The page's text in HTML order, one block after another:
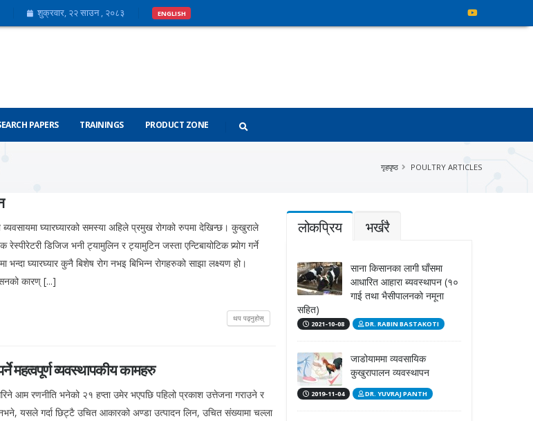
शुक्रवार, २२ साउन , २०८३ ENGLISH
PAPERS TRAININGS PRODUCT ZONE
गृहपृष्ठ POULTRY ARTICLES
घ्यारघ्यारको समस्या अहिले प्रमुख रोगको रुपमा देखिन्छ। कुखुराले
डिजिज भनी ट्यामुलिन र ट्यामुटिन जस्ता एन्टिबायोटिक प्र्योग गर्ने
घ्यारघ्यार कुनै बिशेष रोग नभइ बिभिन्न रोगहरुको साझा लक्ष्यण हो।
कारण् [...]
थप पढ्नुहोस्
महत्वपूर्ण व्यवस्थापकीय कामहरु
आम रणनीति भनेको २१ हप्ता उमेर भएपछि पहिलो प्रकाश उत्तेजना गराउने र
यसले गर्दा छिट्टै उचित आकारको अण्डा उत्पादन लिन, उचित संख्यामा चल्ला
लोकप्रिय भर्खरै
साना किसानका लागी घाँसमा
आधारित आहारा ब्यवस्थापन (१०
गाई तथा भैसीपालनको नमूना
सहित)
2021-10-08 DR. RABIN BASTAKOTI
जाडोयाममा व्यवसायिक
कुखुरापालन व्यवस्थापन
2019-11-04 DR. YUVRAJ PANTH